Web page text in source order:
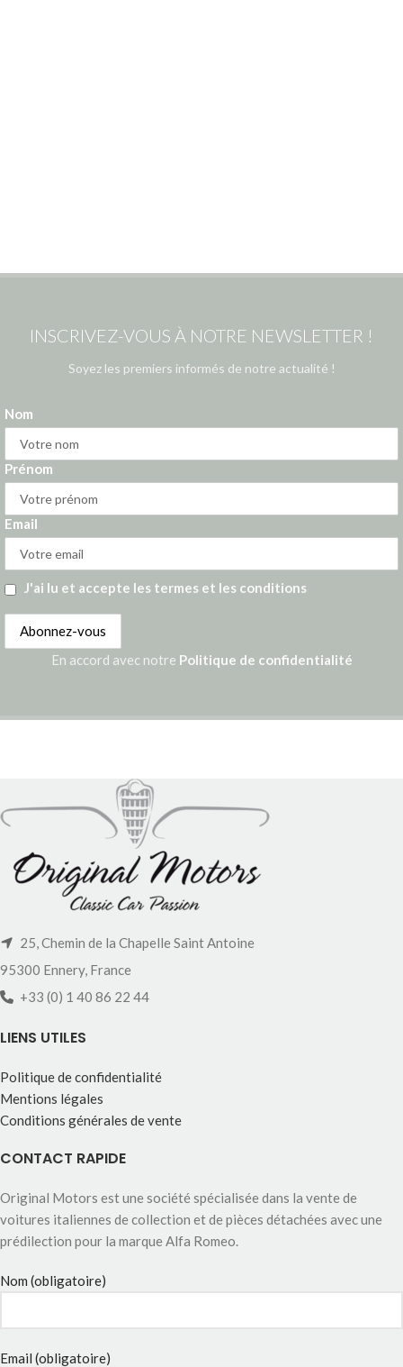
INSCRIVEZ-VOUS À NOTRE NEWSLETTER !
Soyez les premiers informés de notre actualité !
Nom
Prénom
Email
J'ai lu et accepte les termes et les conditions
En accord avec notre Politique de confidentialité
25, Chemin de la Chapelle Saint Antoine
95300 Ennery, France
+33 (0) 1 40 86 22 44
LIENS UTILES
Politique de confidentialité
Mentions légales
Conditions générales de vente
CONTACT RAPIDE
Original Motors est une société spécialisée dans la vente de
voitures italiennes de collection et de pièces détachées avec une
prédilection pour la marque Alfa Romeo.
Nom (obligatoire)
Email (obligatoire)